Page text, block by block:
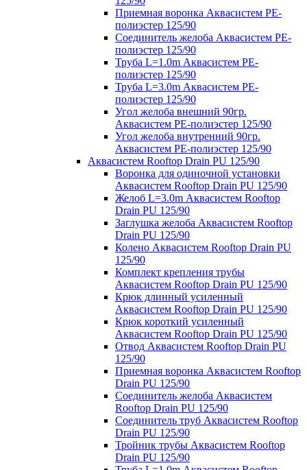
Приемная воронка Аквасистем PE-
полиэстер 125/90
Соединитель желоба Аквасистем PE-
полиэстер 125/90
Труба L=1.0m Аквасистем PE-
полиэстер 125/90
Труба L=3.0m Аквасистем PE-
полиэстер 125/90
Угол желоба внешний 90гр.
Аквасистем PE-полиэстер 125/90
Угол желоба внутренний 90гр.
Аквасистем PE-полиэстер 125/90
Аквасистем Rooftop Drain PU 125/90
Воронка для одиночной установки
Аквасистем Rooftop Drain PU 125/90
Желоб L=3.0m Аквасистем Rooftop
Drain PU 125/90
Заглушка желоба Аквасистем Rooftop
Drain PU 125/90
Колено Аквасистем Rooftop Drain PU
125/90
Комплект крепления трубы
Аквасистем Rooftop Drain PU 125/90
Крюк длинный усиленный
Аквасистем Rooftop Drain PU 125/90
Крюк короткий усиленный
Аквасистем Rooftop Drain PU 125/90
Отвод Аквасистем Rooftop Drain PU
125/90
Приемная воронка Аквасистем Rooftop
Drain PU 125/90
Соединитель желоба Аквасистем
Rooftop Drain PU 125/90
Соединитель труб Аквасистем Rooftop
Drain PU 125/90
Тройник трубы Аквасистем Rooftop
Drain PU 125/90